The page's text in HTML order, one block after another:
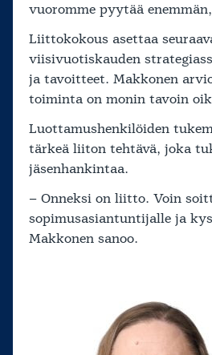
vuoromme pyytää
Liittokokous asettaa
viisivuotiskauden
ja tavoitteet. Makkonen
toiminta on monin tavoin
Luottamushenkilöiden
tärkeä liiton tehtävä, joka
jäsenhankintaa.
– Onneksi on liitto. Voin
sopimusasiantuntijalle ja
Makkonen sanoo.